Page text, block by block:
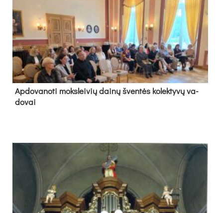
Ap­do­va­no­ti moks­lei­vių dai­nų šven­tės ko­lek­ty­vų va­
do­vai